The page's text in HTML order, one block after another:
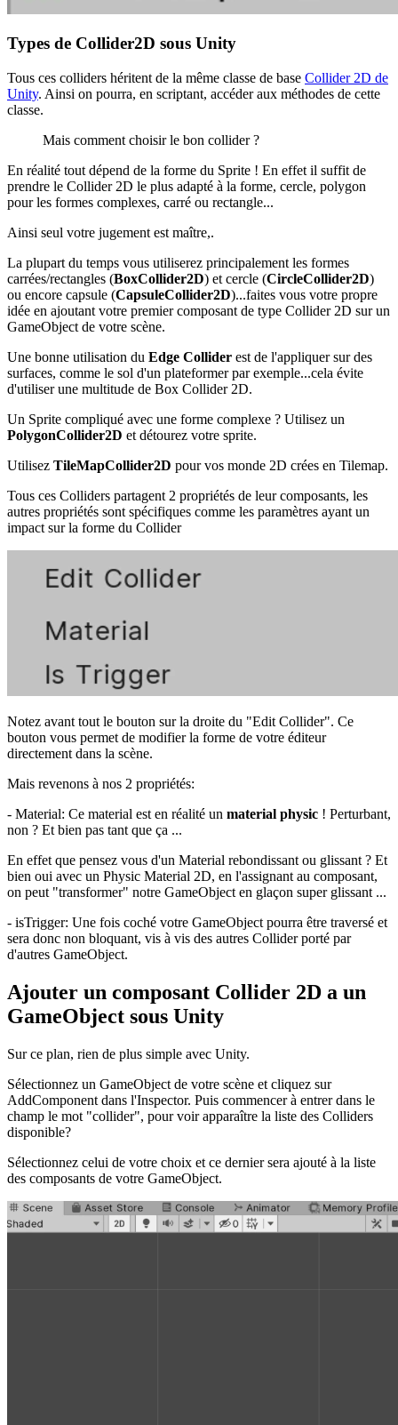
Types de Collider2D sous Unity
Tous ces colliders héritent de la même classe de base Collider 2D de
Unity. Ainsi on pourra, en scriptant, accéder aux méthodes de cette
classe.
Mais comment choisir le bon collider ?
En réalité tout dépend de la forme du Sprite ! En effet il suffit de
prendre le Collider 2D le plus adapté à la forme, cercle, polygon
pour les formes complexes, carré ou rectangle...
Ainsi seul votre jugement est maître,.
La plupart du temps vous utiliserez principalement les formes
carrées/rectangles (BoxCollider2D) et cercle (CircleCollider2D)
ou encore capsule (CapsuleCollider2D)...faites vous votre propre
idée en ajoutant votre premier composant de type Collider 2D sur un
GameObject de votre scène.
Une bonne utilisation du Edge Collider est de l'appliquer sur des
surfaces, comme le sol d'un plateformer par exemple...cela évite
d'utiliser une multitude de Box Collider 2D.
Un Sprite compliqué avec une forme complexe ? Utilisez un
PolygonCollider2D et détourez votre sprite.
Utilisez TileMapCollider2D pour vos monde 2D crées en Tilemap.
Tous ces Colliders partagent 2 propriétés de leur composants, les
autres propriétés sont spécifiques comme les paramètres ayant un
impact sur la forme du Collider
Notez avant tout le bouton sur la droite du "Edit Collider". Ce
bouton vous permet de modifier la forme de votre éditeur
directement dans la scène.
Mais revenons à nos 2 propriétés:
- Material: Ce material est en réalité un material physic ! Perturbant,
non ? Et bien pas tant que ça ...
En effet que pensez vous d'un Material rebondissant ou glissant ? Et
bien oui avec un Physic Material 2D, en l'assignant au composant,
on peut "transformer" notre GameObject en glaçon super glissant ...
- isTrigger: Une fois coché votre GameObject pourra être traversé et
sera donc non bloquant, vis à vis des autres Collider porté par
d'autres GameObject.
Ajouter un composant Collider 2D a un
GameObject sous Unity
Sur ce plan, rien de plus simple avec Unity.
Sélectionnez un GameObject de votre scène et cliquez sur
AddComponent dans l'Inspector. Puis commencer à entrer dans le
champ le mot "collider", pour voir apparaître la liste des Colliders
disponible?
Sélectionnez celui de votre choix et ce dernier sera ajouté à la liste
des composants de votre GameObject.